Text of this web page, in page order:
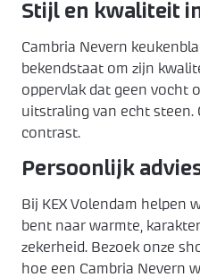
Stijl en kwaliteit
Cambria Nevern
bekendstaat om zijn
oppervlak dat geen vocht
uitstraling van echt steen.
contrast.
Persoonlijk
Bij KEX Volendam helpen
bent naar warmte,
zekerheid. Bezoek onze
hoe een Cambria Nevern